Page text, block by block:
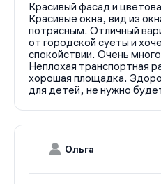
Красивый фасад и
Красивые окна, вид из
потрясным. Отличный
от городской суеты и
спокойствии. Очень
Неплохая транспортная
хорошая площадка.
для детей, не нужно
Ольга